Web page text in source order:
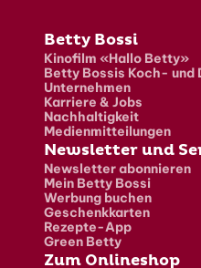
Fusszeile
Betty Bossi
Kinofilm «Hallo Betty»
Betty Bossis Koch- und
Unternehmen
Karriere & Jobs
Nachhaltigkeit
Medienmitteilungen
Newsletter und
Newsletter abonnieren
Mein Betty Bossi
Werbung buchen
Geschenkkarten
Rezepte-App
Green Betty
Zum Onlineshop